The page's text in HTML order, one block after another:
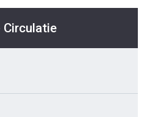
Circulatie